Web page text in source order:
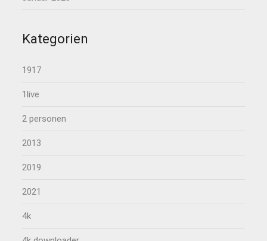
Kategorien
1917
1live
2 personen
2013
2019
2021
4k